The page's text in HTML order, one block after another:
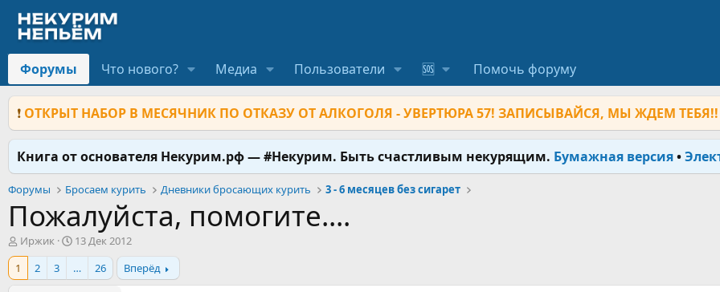
Форумы Что нового? Медиа Пользователи 🆘 Помочь форуму
❗ ОТКРЫТ НАБОР В МЕСЯЧНИК ПО ОТКАЗУ ОТ АЛКОГОЛЯ - УВЕРТЮРА 57! ЗАПИСЫВАЙСЯ, МЫ ЖДЕМ ТЕБЯ!!
Книга от основателя Некурим.рф — #Некурим. Быть счастливым некурящим. Бумажная версия•
Форумы Бросаем курить Дневники бросающих курить 3 - 6 месяцев без сигарет
Пожалуйста, помогите....
А
в
о
Иржик
Д
а
т
а
13 Дек 2012
1
2 3 … 26 Вперёд